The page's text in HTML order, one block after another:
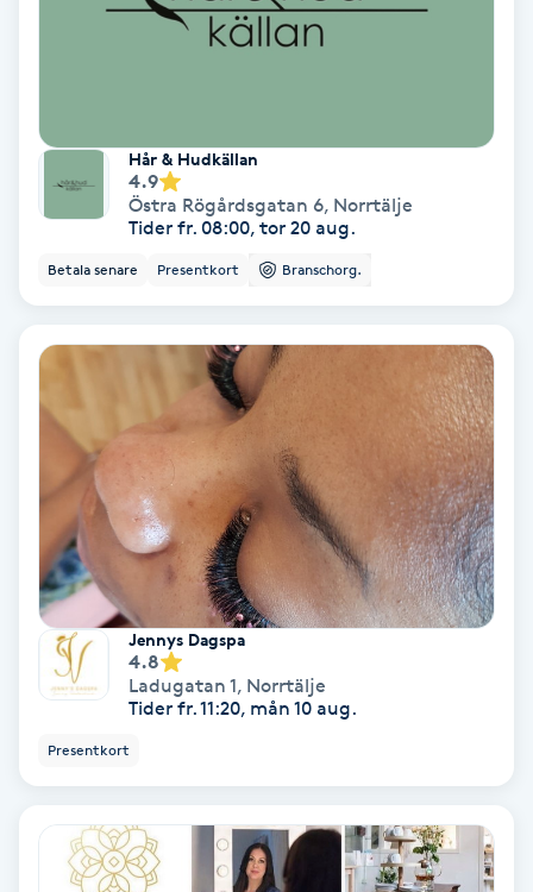
Fettreducering
Fotsvamp
Fotvård
Fransar
Fransborttagning
Fransförlängning
Fransförlängning Megavolym
Hår & Hudkällan
4.9
Östra Rögårdsgatan 6, Norrtälje
Tider fr. 08:00, tor 20 aug.
Betala senare Presentkort Branschorg.
Jennys Dagspa
4.8
Ladugatan 1, Norrtälje
Tider fr. 11:20, mån 10 aug.
Presentkort